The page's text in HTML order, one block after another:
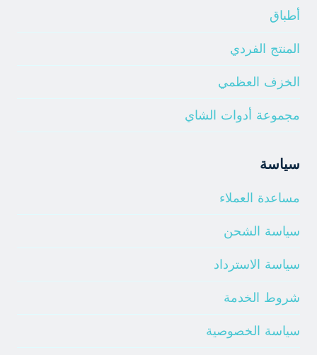
أطباق
المنتج الفردي
الخزف العظمي
مجموعة أدوات الشاي
سياسة
مساعدة العملاء
سياسة الشحن
سياسة الاسترداد
شروط الخدمة
سياسة الخصوصية